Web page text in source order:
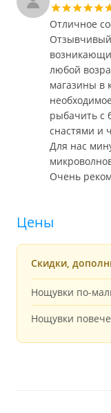
Отличное
любой
магазины в
рыбачить с
снастями и
Для нас
Очень
Цены
Скидки,
Нощувки по-
Нощувки